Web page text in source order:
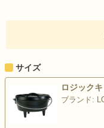
サイズ
ロジック
ブランド: